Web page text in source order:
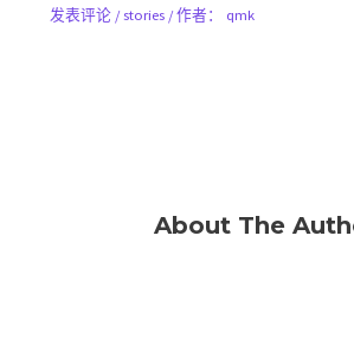
发表评论 /stories/ 作者： qmk
About The